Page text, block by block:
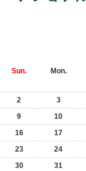
Sun. Mon.
2
3
9
10
16
17
23
24
30
31